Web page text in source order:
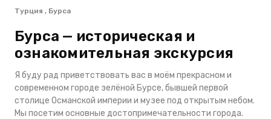
Турция , Бурса
Бурса — историческая и
ознакомительная экскурсия
Я буду рад приветствовать вас в моём прекрасном и
современном городе зелёной Бурсе, бывшей первой
столице Османской империи и музее под открытым небом.
Мы посетим основные достопримечательности города.